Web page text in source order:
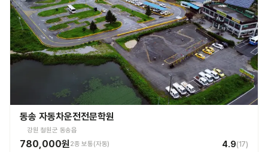
동송 자동차운전전문학원
강원 철원군 동송읍
780,000원2종 보통(자동) 4.9(17)